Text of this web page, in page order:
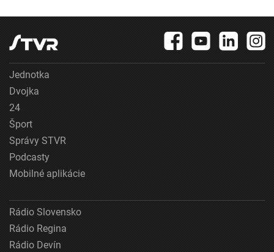
Jednotka
Dvojka
24
Šport
Správy STVR
Podcasty
Mobilné aplikácie
Rádio Slovensko
Rádio Regina
Rádio Devín